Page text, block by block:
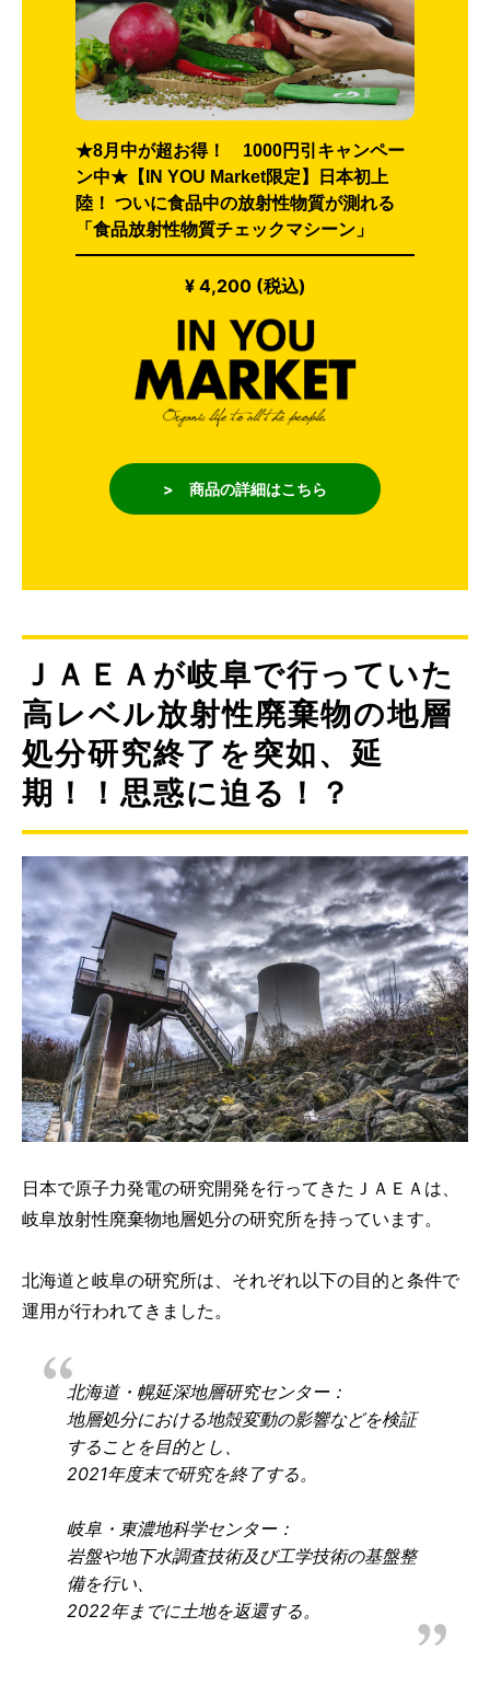
★8月中が超お得！ 1000円引キャンペー
ン中★【IN YOU Market限定】日本初上
陸！ ついに食品中の放射性物質が測れる
「食品放射性物質チェックマシーン」
¥ 4,200 (税込)
> 商品の詳細はこちら
ＪＡＥＡが岐阜で行っていた
高レベル放射性廃棄物の地層
処分研究終了を突如、延
期！！思惑に迫る！？
日本で原子力発電の研究開発を行ってきたＪＡＥＡは、
岐阜放射性廃棄物地層処分の研究所を持っています。
北海道と岐阜の研究所は、それぞれ以下の目的と条件で
運用が行われてきました。
北海道・幌延深地層研究センター：
地層処分における地殻変動の影響などを検証
することを目的とし、
2021年度末で研究を終了する。
岐阜・東濃地科学センター：
岩盤や地下水調査技術及び工学技術の基盤整
備を行い、
2022年までに土地を返還する。